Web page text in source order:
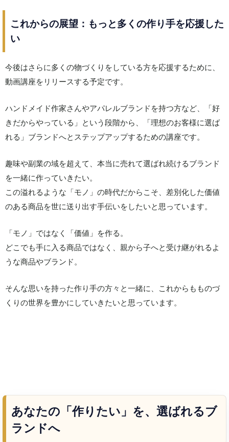
これからの展望：もっと多くの作り手を応援した
い
今後はさらに多くの物づくりをしている方を応援するために、
動画講座をリリースする予定です。
ハンドメイド作家さんやアパレルブランドを持つ方など、「好
きだからやっている」という段階から、「理想のお客様に選ば
れる」ブランドへとステップアップするための講座です。
趣味や副業の域を超えて、本当に売れて選ばれ続けるブランド
を一緒に作っていきたい。
この溢れるような「モノ」の時代だからこそ、差別化した価値
のある商品を世に送り出す手伝いをしたいと思っています。
「モノ」ではなく「価値」を作る。
どこでも手に入る商品ではなく、親から子へと受け継がれるよ
うな商品やブランド。
そんな思いを持った作り手の方々と一緒に、これからもものづ
くりの世界を豊かにしていきたいと思っています。
あなたの「作りたい」を、選ばれるブ
ランドへ